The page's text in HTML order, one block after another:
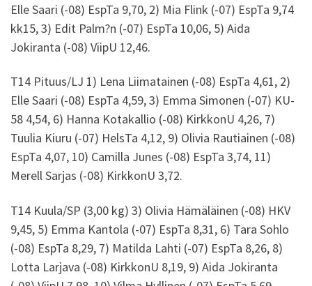
Elle Saari (-08) EspTa 9,70, 2) Mia Flink (-07) EspTa 9,74
kk15, 3) Edit Palm?n (-07) EspTa 10,06, 5) Aida
Jokiranta (-08) ViipU 12,46.
T14 Pituus/LJ 1) Lena Liimatainen (-08) EspTa 4,61, 2)
Elle Saari (-08) EspTa 4,59, 3) Emma Simonen (-07) KU-
58 4,54, 6) Hanna Kotakallio (-08) KirkkonU 4,26, 7)
Tuulia Kiuru (-07) HelsTa 4,12, 9) Olivia Rautiainen (-08)
EspTa 4,07, 10) Camilla Junes (-08) EspTa 3,74, 11)
Merell Sarjas (-08) KirkkonU 3,72.
T14 Kuula/SP (3,00 kg) 3) Olivia Hämäläinen (-08) HKV
9,45, 5) Emma Kantola (-07) EspTa 8,31, 6) Tara Sohlo
(-08) EspTa 8,29, 7) Matilda Lahti (-07) EspTa 8,26, 8)
Lotta Larjava (-08) KirkkonU 8,19, 9) Aida Jokiranta